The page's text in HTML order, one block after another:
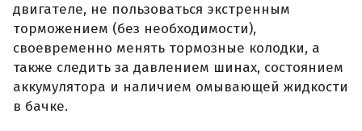
двигателе, не пользоваться экстренным
торможением (без необходимости),
своевременно менять тормозные колодки, а
также следить за давлением шинах, состоянием
аккумулятора и наличием омывающей жидкости
в бачке.